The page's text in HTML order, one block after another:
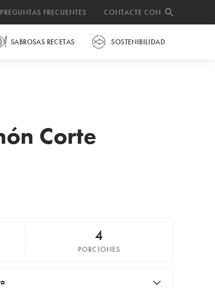
PREGUNTAS FRECUENTES CONTACTE CON BUSCAR
SABROSAS RECETAS SOSTENIBILIDAD
Corte
4
PORCIONES